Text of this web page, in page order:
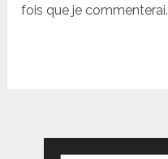
fois que je commenterai.